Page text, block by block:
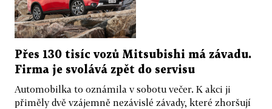
Přes 130 tisíc vozů Mitsubishi má závadu.
Firma je svolává zpět do servisu
Automobilka to oznámila v sobotu večer. K akci ji
přiměly dvě vzájemně nezávislé závady, které zhoršují